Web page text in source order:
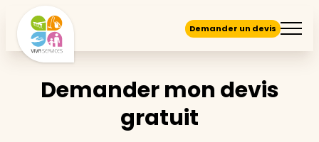
Demander un devis
Demander mon devis
gratuit